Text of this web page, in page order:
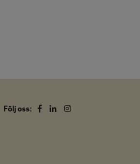
Följ oss: Facebook
LinkedinInstagram